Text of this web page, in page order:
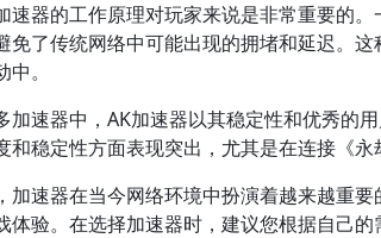
速器的工作原理对玩家来说是非常重要的
免了传统网络中可能出现的拥堵和延迟。
。
加速器中，AK加速器以其稳定性和优秀的
和稳定性方面表现突出，尤其是在连接《
加速器在当今网络环境中扮演着越来越重
体验。在选择加速器时，建议您根据自己